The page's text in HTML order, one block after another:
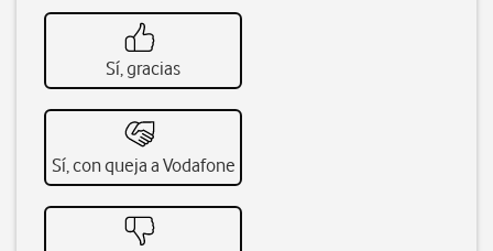
Sí, gracias
Sí, con queja a Vodafone